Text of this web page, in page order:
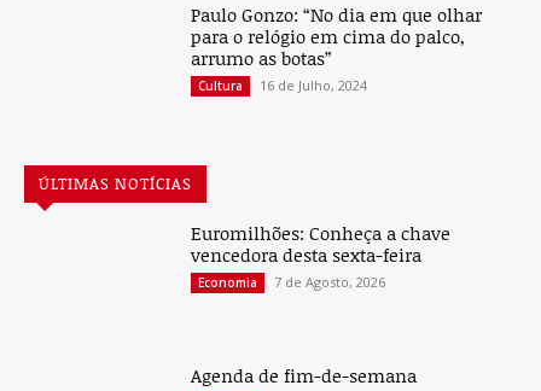
Paulo Gonzo: “No dia em que olhar
para o relógio em cima do palco,
arrumo as botas”
Cultura 16 de Julho, 2024
ÚLTIMAS NOTÍCIAS
Euromilhões: Conheça a chave
vencedora desta sexta-feira
Economia 7 de Agosto, 2026
Agenda de fim-de-semana